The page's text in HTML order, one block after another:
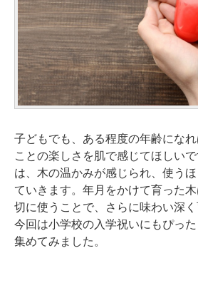
子どもでも、ある程度の年齢にな
ことの楽しさを肌で感じてほしい
は、木の温かみが感じられ、使う
ていきます。年月をかけて育った
切に使うことで、さらに味わい深く
今回は小学校の入学祝いにもぴっ
集めてみました。